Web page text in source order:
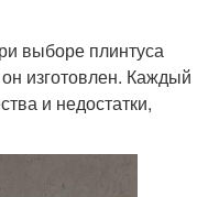
выборе плинтуса
изготовлен. Каждый
и недостатки,